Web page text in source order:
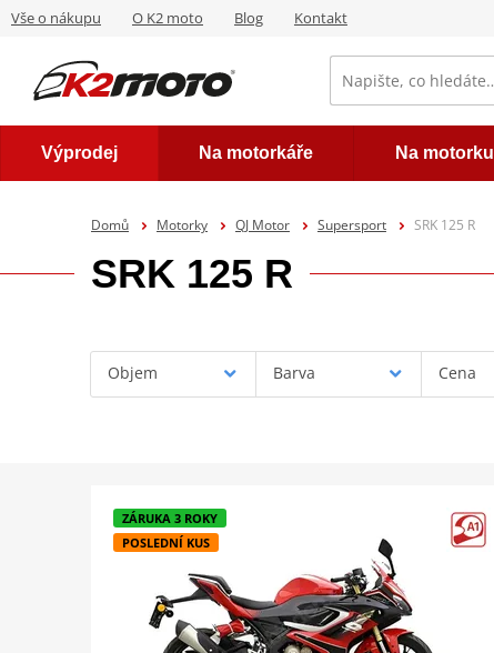
Vše o nákupu O K2 moto Blog Kontakt
Výprodej Na motorkáře Na motorku
Domů Motorky QJ Motor Supersport SRK 125 R
SRK 125 R
Objem Barva Cena
ZÁRUKA 3 ROKY
POSLEDNÍ KUS